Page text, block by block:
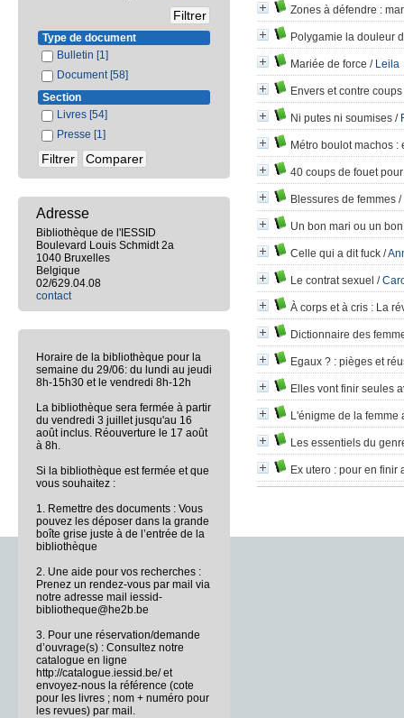
Zones à défendre :
Polygamie la douleur
Mariée de force / Leila
Envers et contre coups
Ni putes ni soumises /
Métro boulot machos :
40 coups de fouet
Blessures de femmes /
Un bon mari ou un
Celle qui a dit fuck /
Le contrat sexuel /
À corps et à cris : La
Dictionnaire des
Egaux ? : pièges et
Elles vont finir seules
L'énigme de la femme
Les essentiels du
Ex utero : pour en finir
Type de document
Bulletin [1]
Document [58]
Section
Livres [54]
Presse [1]
Adresse
Bibliothèque de l'IESSID
Boulevard Louis Schmidt 2a
1040 Bruxelles
Belgique
02/629.04.08
contact
Horaire de la bibliothèque pour la
semaine du 29/06: du lundi au jeudi
8h-15h30 et le vendredi 8h-12h
La bibliothèque sera fermée à partir
du vendredi 3 juillet jusqu'au 16
août inclus. Réouverture le 17 août
à 8h.
Si la bibliothèque est fermée et que
vous souhaitez :
1. Remettre des documents : Vous
pouvez les déposer dans la grande
boîte grise juste à de l’entrée de la
bibliothèque
2. Une aide pour vos recherches :
Prenez un rendez-vous par mail via
notre adresse mail iessid-
bibliotheque@he2b.be
3. Pour une réservation/demande
d’ouvrage(s) : Consultez notre
catalogue en ligne
http://catalogue.iessid.be/ et
envoyez-nous la référence (cote
pour les livres ; nom + numéro pour
les revues) par mail.